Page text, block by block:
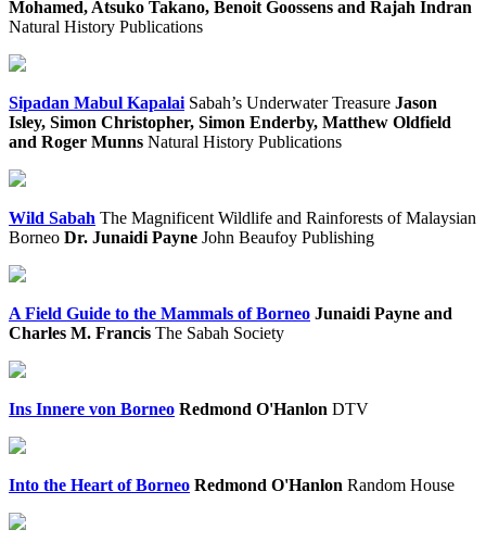
Mohamed, Atsuko Takano, Benoit Goossens and Rajah Indran
Natural History Publications
Sipadan Mabul Kapalai Sabah’s Underwater Treasure Jason
Isley, Simon Christopher, Simon Enderby, Matthew Oldfield
and Roger Munns Natural History Publications
Wild Sabah The Magnificent Wildlife and Rainforests of Malaysian
Borneo Dr. Junaidi Payne John Beaufoy Publishing
A Field Guide to the Mammals of Borneo Junaidi Payne and
Charles M. Francis The Sabah Society
Ins Innere von Borneo Redmond O'Hanlon DTV
Into the Heart of Borneo Redmond O'Hanlon Random House